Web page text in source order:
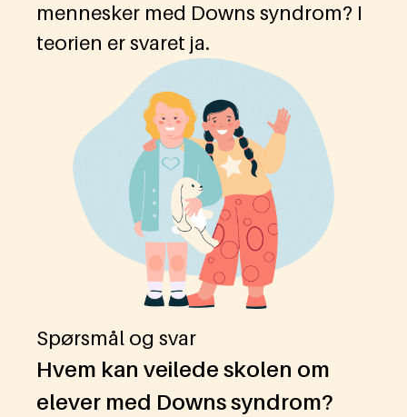
mennesker med Downs syndrom? I
teorien er svaret ja.
Spørsmål og svar
Hvem kan veilede skolen om
elever med Downs syndrom?